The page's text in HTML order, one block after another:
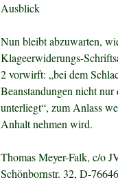
Ausblick
Nun bleibt abzuwarten,
Klageerwiderungs-
2 vorwirft: „bei dem
Beanstandungen nicht
unterliegt“, zum Anlass
Anhalt nehmen wird.
Thomas Meyer-Falk, c/o
Schönbornstr. 32, D-